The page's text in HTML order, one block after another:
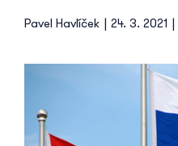
Pavel Havlíček | 24. 3. 2021 |
Image